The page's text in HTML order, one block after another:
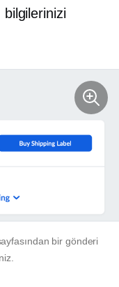
bilgilerinizi
bir gönderi